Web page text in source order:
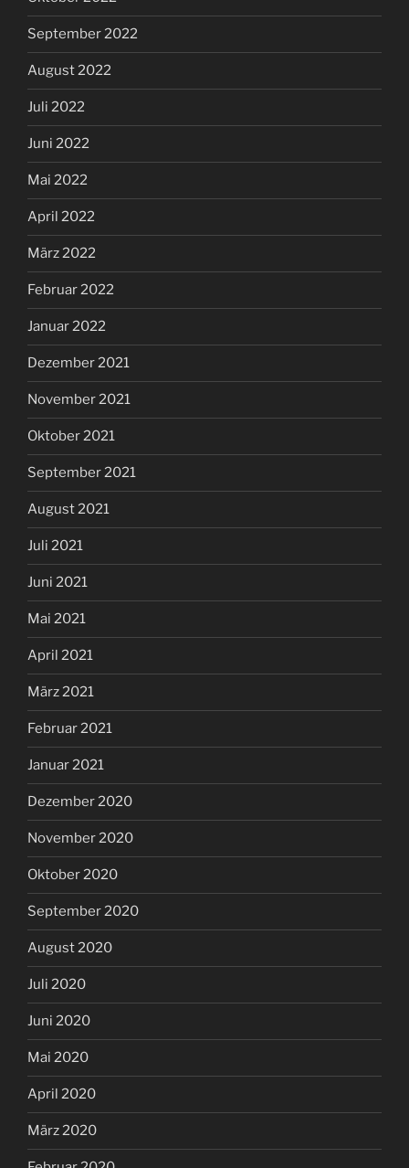
September 2022
August 2022
Juli 2022
Juni 2022
Mai 2022
April 2022
März 2022
Februar 2022
Januar 2022
Dezember 2021
November 2021
Oktober 2021
September 2021
August 2021
Juli 2021
Juni 2021
Mai 2021
April 2021
März 2021
Februar 2021
Januar 2021
Dezember 2020
November 2020
Oktober 2020
September 2020
August 2020
Juli 2020
Juni 2020
Mai 2020
April 2020
März 2020